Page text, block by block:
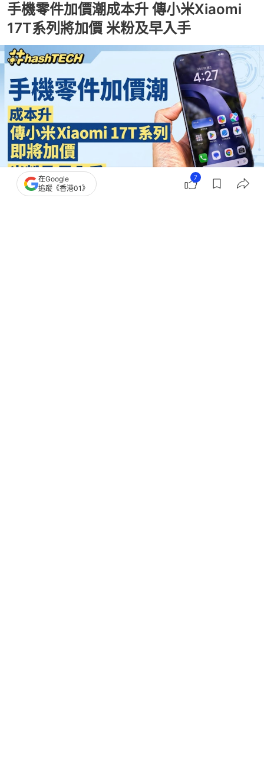
手機零件加價潮成本升 傳小米Xiaomi
17T系列將加價 米粉及早入手
撰文：林勇
在Google
追蹤《香港01》
7